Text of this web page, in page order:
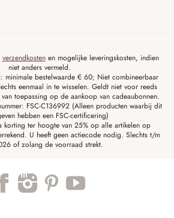
verzendkostenen mogelijke leveringskosten, indien
niet anders vermeld.
minimale bestelwaarde € 60; Niet combineerbaar
eenmaal in te wisselen. Geldt niet voor reeds
toepassing op de aankoop van cadeaubonnen.
FSC-C136992 (Alleen producten waarbij dit
hebben een FSC-certificering)
korting ter hoogte van 25% op alle artikelen op
U heeft geen actiecode nodig. Slechts t/m
of zolang de voorraad strekt.